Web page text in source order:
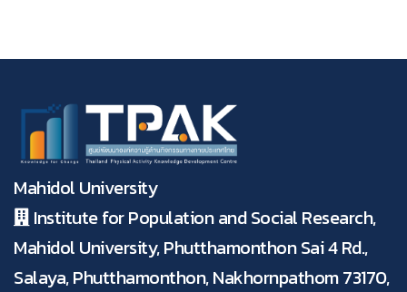
Mahidol University
Institute for Population and Social Research,
Mahidol University, Phutthamonthon Sai 4 Rd.,
Salaya, Phutthamonthon, Nakhornpathom 73170,